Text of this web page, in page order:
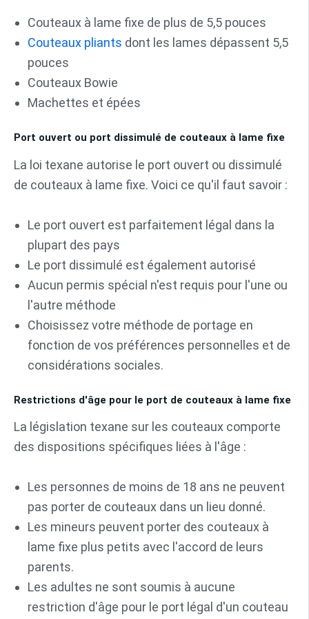
Couteaux à lame fixe de plus de 5,5 pouces
Couteaux pliants dont les lames dépassent 5,5
pouces
Couteaux Bowie
Machettes et épées
Port ouvert ou port dissimulé de couteaux à lame fixe
La loi texane autorise le port ouvert ou dissimulé
de couteaux à lame fixe. Voici ce qu'il faut savoir :
Le port ouvert est parfaitement légal dans la
plupart des pays
Le port dissimulé est également autorisé
Aucun permis spécial n'est requis pour l'une ou
l'autre méthode
Choisissez votre méthode de portage en
fonction de vos préférences personnelles et de
considérations sociales.
Restrictions d'âge pour le port de couteaux à lame fixe
La législation texane sur les couteaux comporte
des dispositions spécifiques liées à l'âge :
Les personnes de moins de 18 ans ne peuvent
pas porter de couteaux dans un lieu donné.
Les mineurs peuvent porter des couteaux à
lame fixe plus petits avec l'accord de leurs
parents.
Les adultes ne sont soumis à aucune
restriction d'âge pour le port légal d'un couteau